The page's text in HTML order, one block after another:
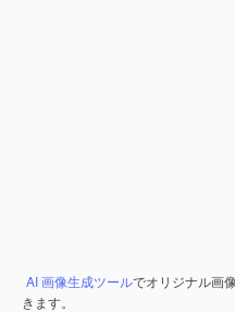
AI 画像生成ツールでオリジナル画
きます。